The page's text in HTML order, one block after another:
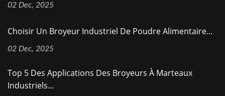
02 Dec, 2025
Choisir Un Broyeur Industriel De Poudre Alimentaire...
02 Dec, 2025
Top 5 Des Applications Des Broyeurs À Marteaux
Industriels...